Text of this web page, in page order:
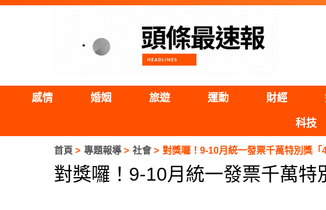
感情 婚姻 旅遊 運動 財經
科技
首頁 專題報導 社會 對獎囉！9-10月統一發票千萬特別獎「
對獎囉！9-10月統一發票千萬特